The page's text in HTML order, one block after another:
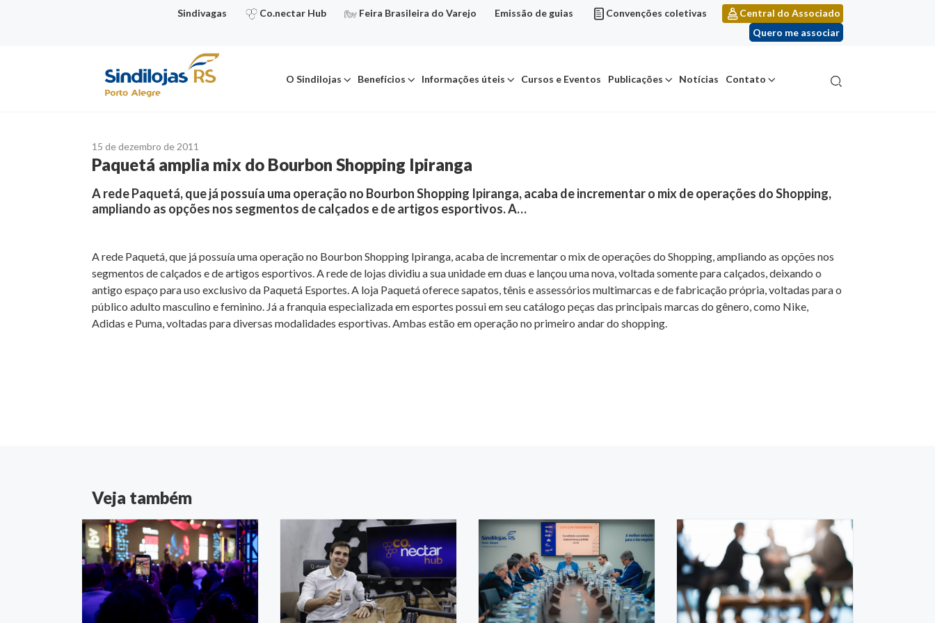
Sindivagas Co.nectar Hub Feira Brasileira do Varejo Emissão de guias Convenções coletivas
Central do Associado
Quero me associar
O Sindilojas Benefícios Informações úteis Cursos e Eventos Publicações Notícias Contato
15 de dezembro de 2011
Paquetá amplia mix do Bourbon Shopping Ipiranga
A rede Paquetá, que já possuía uma operação no Bourbon Shopping Ipiranga, acaba de incrementar o mix de operações do Shopping,
ampliando as opções nos segmentos de calçados e de artigos esportivos. A…
A rede Paquetá, que já possuía uma operação no Bourbon Shopping Ipiranga, acaba de incrementar o mix de operações do Shopping, ampliando as opções nos
segmentos de calçados e de artigos esportivos. A rede de lojas dividiu a sua unidade em duas e lançou uma nova, voltada somente para calçados, deixando o
antigo espaço para uso exclusivo da Paquetá Esportes. A loja Paquetá oferece sapatos, tênis e assessórios multimarcas e de fabricação própria, voltadas para o
público adulto masculino e feminino. Já a franquia especializada em esportes possui em seu catálogo peças das principais marcas do gênero, como Nike,
Adidas e Puma, voltadas para diversas modalidades esportivas. Ambas estão em operação no primeiro andar do shopping.
Veja também